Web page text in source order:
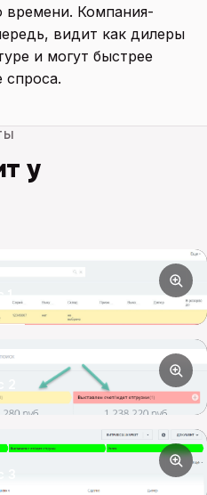
времени. Компания-
видит как дилеры
и могут быстрее
спроса.
у